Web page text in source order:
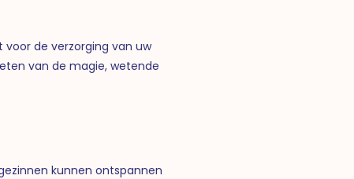
de verzorging van uw
van de magie, wetende
kunnen ontspannen